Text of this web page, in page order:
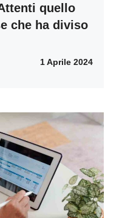
quello
che ha diviso
1 Aprile 2024